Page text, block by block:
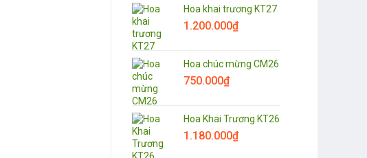
Hoa khai trương KT27
1.200.000₫
Hoa chúc mừng CM26
750.000₫
Hoa Khai Trương KT26
1.180.000₫